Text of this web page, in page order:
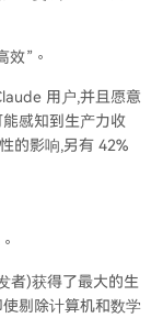
效”。
用户,并且愿意
感知到生产力收
的影响,另有 42%
者)获得了最大的生
剔除计算机和数学